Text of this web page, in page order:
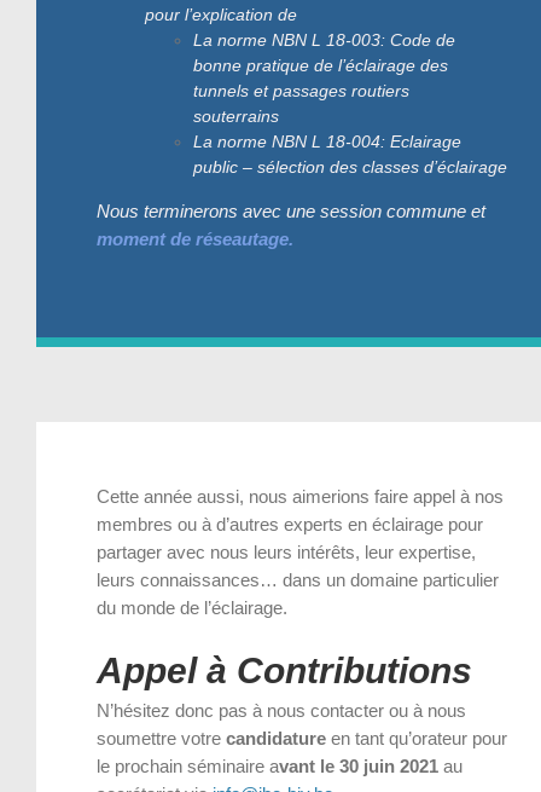
pour l’explication de
La norme NBN L 18-003: Code de
bonne pratique de l’éclairage des
tunnels et passages routiers
souterrains
La norme NBN L 18-004: Eclairage
public – sélection des classes d’éclairage
Nous terminerons avec une session commune et
moment de réseautage.
Cette année aussi, nous aimerions faire appel à nos
membres ou à d’autres experts en éclairage pour
partager avec nous leurs intérêts, leur expertise,
leurs connaissances… dans un domaine particulier
du monde de l’éclairage.
Appel à Contributions
N’hésitez donc pas à nous contacter ou à nous
soumettre votre candidature en tant qu’orateur pour
le prochain séminaire avant le 30 juin 2021 au